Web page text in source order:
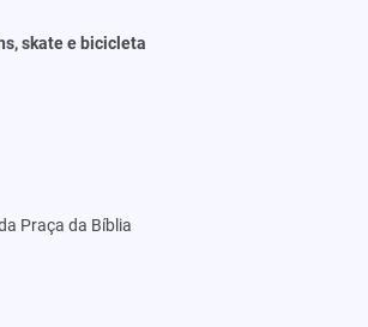
skate e bicicleta
Praça da Bíblia